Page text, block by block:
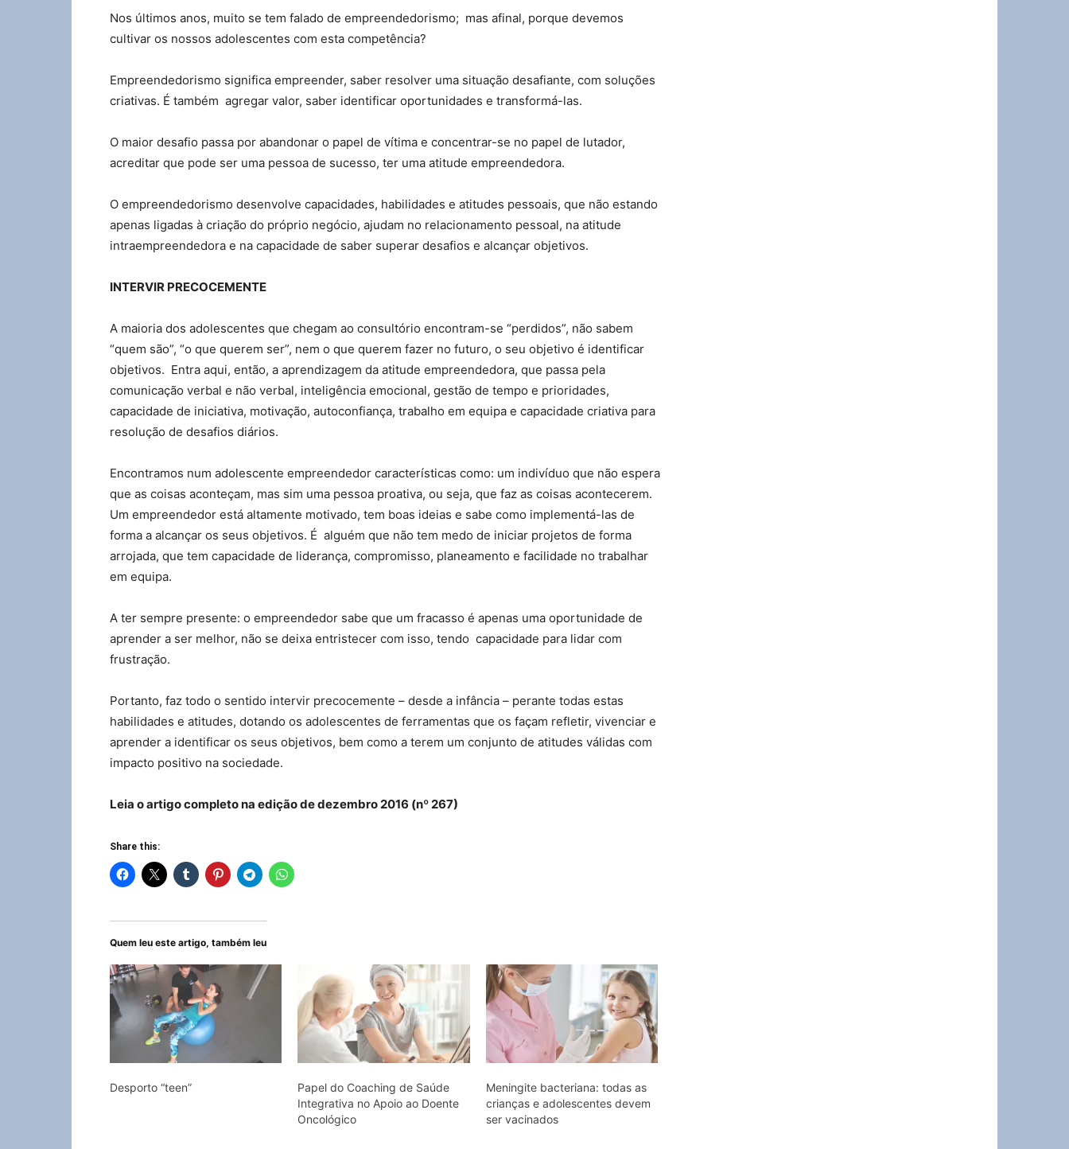
Nos últimos anos, muito se tem falado de empreendedorismo; mas afinal, porque devemos
cultivar os nossos adolescentes com esta competência?
Empreendedorismo significa empreender, saber resolver uma situação desafiante, com soluções
criativas. É também agregar valor, saber identificar oportunidades e transformá-las.
O maior desafio passa por abandonar o papel de vítima e concentrar-se no papel de lutador,
acreditar que pode ser uma pessoa de sucesso, ter uma atitude empreendedora.
O empreendedorismo desenvolve capacidades, habilidades e atitudes pessoais, que não estando
apenas ligadas à criação do próprio negócio, ajudam no relacionamento pessoal, na atitude
intraempreendedora e na capacidade de saber superar desafios e alcançar objetivos.
INTERVIR PRECOCEMENTE
A maioria dos adolescentes que chegam ao consultório encontram-se “perdidos”, não sabem
“quem são”, “o que querem ser”, nem o que querem fazer no futuro, o seu objetivo é identificar
objetivos. Entra aqui, então, a aprendizagem da atitude empreendedora, que passa pela
comunicação verbal e não verbal, inteligência emocional, gestão de tempo e prioridades,
capacidade de iniciativa, motivação, autoconfiança, trabalho em equipa e capacidade criativa para
resolução de desafios diários.
Encontramos num adolescente empreendedor características como: um indivíduo que não espera
que as coisas aconteçam, mas sim uma pessoa proativa, ou seja, que faz as coisas acontecerem.
Um empreendedor está altamente motivado, tem boas ideias e sabe como implementá-las de
forma a alcançar os seus objetivos. É alguém que não tem medo de iniciar projetos de forma
arrojada, que tem capacidade de liderança, compromisso, planeamento e facilidade no trabalhar
em equipa.
A ter sempre presente: o empreendedor sabe que um fracasso é apenas uma oportunidade de
aprender a ser melhor, não se deixa entristecer com isso, tendo capacidade para lidar com
frustração.
Portanto, faz todo o sentido intervir precocemente – desde a infância – perante todas estas
habilidades e atitudes, dotando os adolescentes de ferramentas que os façam refletir, vivenciar e
aprender a identificar os seus objetivos, bem como a terem um conjunto de atitudes válidas com
impacto positivo na sociedade.
Leia o artigo completo na edição de dezembro 2016 (nº 267)
Share this:
Quem leu este artigo, também leu
Desporto “teen”
Papel do Coaching de Saúde
Integrativa no Apoio ao Doente
Oncológico
Meningite bacteriana: todas as
crianças e adolescentes devem
ser vacinados